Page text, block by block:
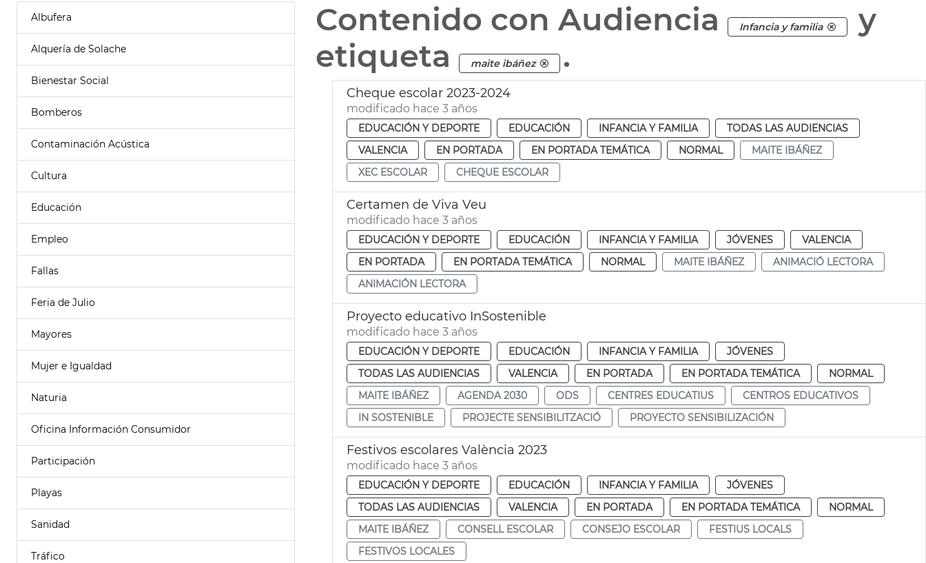
Albufera
Alquería de Solache
Bienestar Social
Bomberos
Contaminación Acústica
Cultura
Educación
Empleo
Fallas
Feria de Julio
Mayores
Mujer e Igualdad
Naturia
Oficina Información Consumidor
Participación
Playas
Sanidad
Tráfico
Contenido con Audiencia Infancia y familia
y
etiqueta
maite ibáñez .
Cheque escolar 2023-2024
modificado hace 3 años
EDUCACIÓN Y DEPORTE EDUCACIÓN INFANCIA Y FAMILIA
TODAS LAS AUDIENCIAS
VALENCIA
EN PORTADA EN PORTADA TEMÁTICA NORMAL
MAITE IBÁÑEZ
XEC ESCOLAR
CHEQUE ESCOLAR
Certamen de Viva Veu
modificado hace 3 años
EDUCACIÓN Y DEPORTE EDUCACIÓN INFANCIA Y FAMILIA JÓVENES
VALENCIA
EN PORTADA
EN PORTADA TEMÁTICA NORMAL MAITE IBÁÑEZ
ANIMACIÓ LECTORA
ANIMACIÓN LECTORA
Proyecto educativo InSostenible
modificado hace 3 años
EDUCACIÓN Y DEPORTE EDUCACIÓN INFANCIA Y FAMILIA
JÓVENES
TODAS LAS AUDIENCIAS
VALENCIA EN PORTADA EN PORTADA TEMÁTICA
NORMAL
MAITE IBÁÑEZ
AGENDA 2030 ODS CENTRES EDUCATIUS
CENTROS EDUCATIVOS
IN SOSTENIBLE
PROJECTE SENSIBILITZACIÓ PROYECTO SENSIBILIZACIÓN
Festivos escolares València 2023
modificado hace 3 años
EDUCACIÓN Y DEPORTE EDUCACIÓN INFANCIA Y FAMILIA
JÓVENES
TODAS LAS AUDIENCIAS
VALENCIA EN PORTADA EN PORTADA TEMÁTICA
NORMAL
MAITE IBÁÑEZ
CONSELL ESCOLAR CONSEJO ESCOLAR
FESTIUS LOCALS
FESTIVOS LOCALES